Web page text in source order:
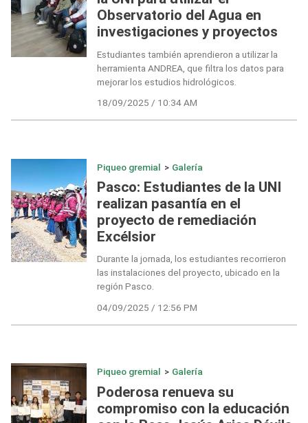
Observatorio del Agua en
investigaciones y proyectos
Estudiantes también aprendieron a utilizar la
herramienta ANDREA, que filtra los datos para
mejorar los estudios hidrológicos.
18/09/2025 / 10:34 AM
Piqueo gremial > Galería
Pasco: Estudiantes de la UNI
realizan pasantía en el
proyecto de remediación
Excélsior
Durante la jornada, los estudiantes recorrieron
las instalaciones del proyecto, ubicado en la
región Pasco.
04/09/2025 / 12:56 PM
Piqueo gremial > Galería
Poderosa renueva su
compromiso con la educación